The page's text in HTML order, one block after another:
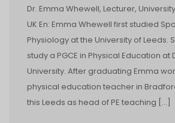
Dr. Emma Whewell, Lecturer,
UK En: Emma Whewell first studied
Physiology at the University of Leeds.
study a PGCE in Physical Education at
University. After graduating Emma
physical education teacher in
this Leeds as head of PE teaching […]